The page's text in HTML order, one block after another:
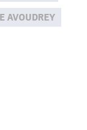
AVOUDREY